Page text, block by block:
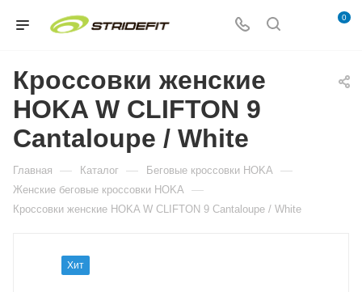
0
Кроссовки женские
HOKA W CLIFTON 9
Cantaloupe / White
Главная — Каталог — Беговые кроссовки HOKA —
Женские беговые кроссовки HOKA —
Кроссовки женские HOKA W CLIFTON 9 Cantaloupe / White
Хит